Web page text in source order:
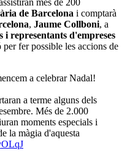
més de 200
de Barcelona i comptarà
, Jaume Collboni, a
i representants d'empreses
fer possible les accions de
a celebrar Nadal!
a terme alguns dels
Més de 2.000
moments especials i
la màgia d'aquesta